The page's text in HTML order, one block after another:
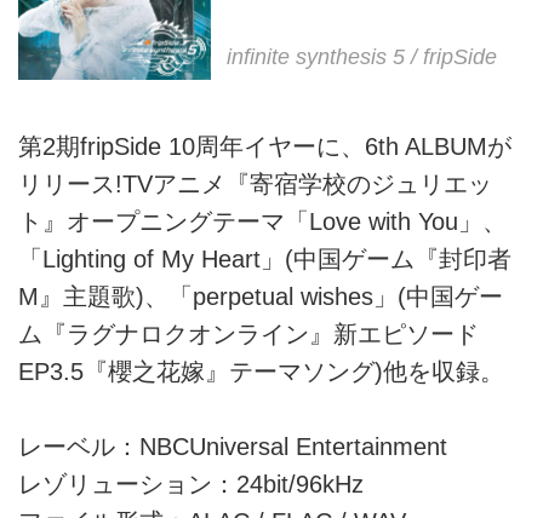
infinite synthesis 5 / fripSide
第2期fripSide 10周年イヤーに、6th ALBUMが
リリース!TVアニメ『寄宿学校のジュリエッ
ト』オープニングテーマ「Love with You」、
「Lighting of My Heart」(中国ゲーム『封印者
M』主題歌)、「perpetual wishes」(中国ゲー
ム『ラグナロクオンライン』新エピソード
EP3.5『櫻之花嫁』テーマソング)他を収録。
レーベル：NBCUniversal Entertainment
レゾリューション：24bit/96kHz